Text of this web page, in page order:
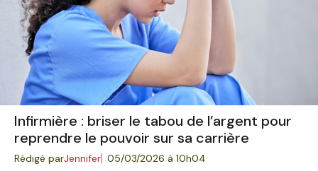
Infirmière : briser le tabou de l’argent pour
reprendre le pouvoir sur sa carrière
Rédigé parJennifer 05/03/2026 à 10h04